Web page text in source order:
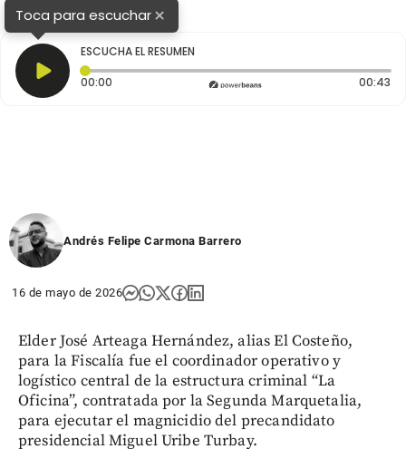
Toca para escuchar×
ESCUCHA EL RESUMEN
00:00 Tiempo transcurrido: 0 segundos 00:43
Andrés Felipe Carmona Barrero
16 de mayo de 2026
Elder José Arteaga Hernández, alias El Costeño,
para la Fiscalía fue el coordinador operativo y
logístico central de la estructura criminal “La
Oficina”, contratada por la Segunda Marquetalia,
para ejecutar el magnicidio del precandidato
presidencial Miguel Uribe Turbay.